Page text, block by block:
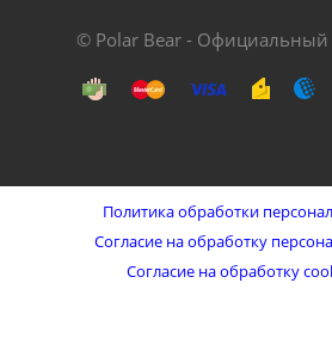
© Polar Bear - Официальный
Политика обработки
Согласие на обработку
Согласие на обработку